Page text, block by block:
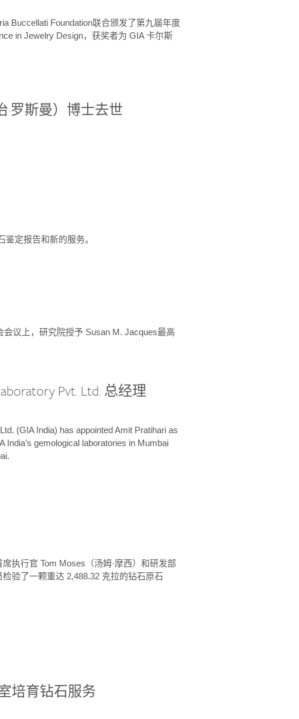
Buccellati Foundation联合颁发了第九届年度
in Jewelry Design，获奖者为 GIA 卡尔斯
·罗斯曼）博士去世
定报告和新的服务。
议上，研究院授予 Susan M. Jacques最高
Pvt. Ltd. 总经理
(GIA India) has appointed Amit Pratihari as
India’s gemological laboratories in Mumbai
执行官 Tom Moses（汤姆·摩西）和研发部
验了一颗重达 2,488.32 克拉的钻石原石
培育钻石服务